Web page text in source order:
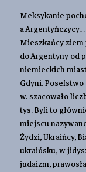
Meksykanie
a
Mieszkańcy
do Argentyny od
niemieckich
Gdyni. Poselstwo
w. szacowało
tys. Byli to
miejscu
Żydzi, Ukraińcy,
ukraińsku, w
judaizm,